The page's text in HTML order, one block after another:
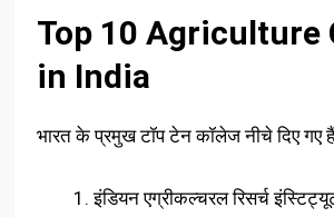
Top 10 Agriculture
in India
भारत के प्रमुख टॉप टेन कॉलेज नीचे दिए गए
इंडियन एग्रीकल्चरल रिसर्च